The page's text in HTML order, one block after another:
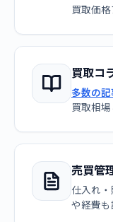
買取価
買取コ
多数の記
買取相
売買管
仕入れ
や経費も